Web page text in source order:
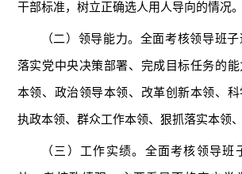
干部标准，树立正确选人用人导向的情况。
（二）领导能力。全面考核领导班子
落实党中央决策部署、完成目标任务的
本领、政治领导本领、改革创新本领、
执政本领、群众工作本领、狠抓落实本领
（三）工作实绩。全面考核领导班